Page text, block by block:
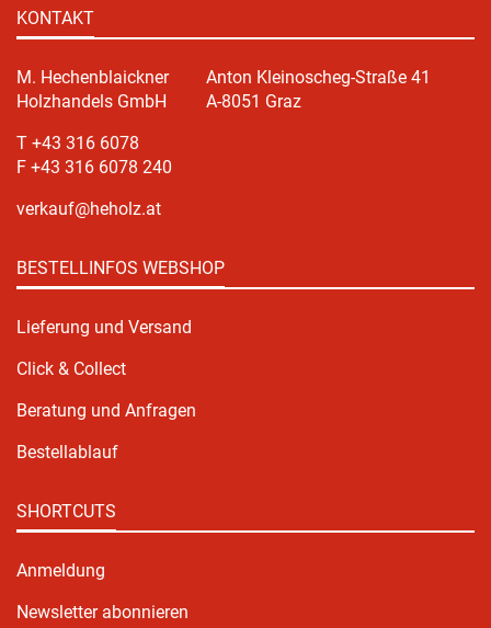
KONTAKT
M. Hechenblaickner
Holzhandels GmbH
Anton Kleinoscheg-Straße 41
A-8051 Graz
T +43 316 6078
F +43 316 6078 240
verkauf@heholz.at
BESTELLINFOS WEBSHOP
Lieferung und Versand
Click & Collect
Beratung und Anfragen
Bestellablauf
SHORTCUTS
Anmeldung
Newsletter abonnieren